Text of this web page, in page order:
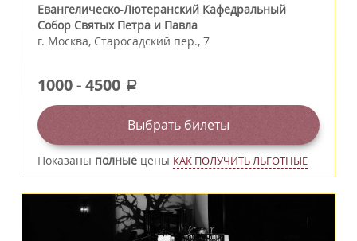
Евангелическо-Лютеранский Кафедральный
Собор Святых Петра и Павла
г. Москва, Старосадский пер., 7
1000-4500 a
Выбрать билеты
Показаны полные цены КАК ПОЛУЧИТЬ ЛЬГОТНЫЕ